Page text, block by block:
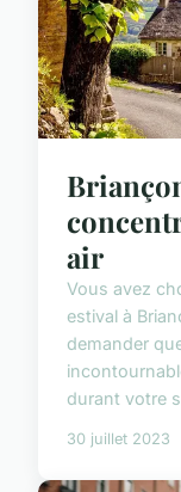
air
Vous avez
estival à
demander
durant votre
30 juillet 2023